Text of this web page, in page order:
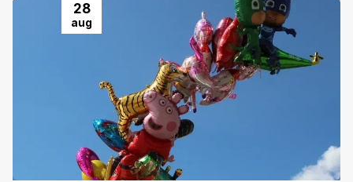
28
aug